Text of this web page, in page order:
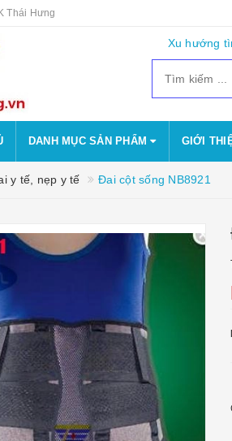
Thái Hưng
Xu hướng
DANH MỤC SẢN PHẨM GIỚI
y tế, nẹp y tế Đai cột sống NB8921